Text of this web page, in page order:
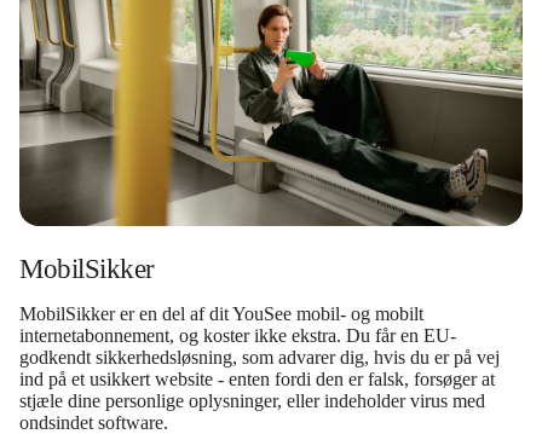
MobilSikker
MobilSikker er en del af dit YouSee mobil- og mobilt
internetabonnement, og koster ikke ekstra. Du får en EU-
godkendt sikkerhedsløsning, som advarer dig, hvis du er på vej
ind på et usikkert website - enten fordi den er falsk, forsøger at
stjæle dine personlige oplysninger, eller indeholder virus med
ondsindet software.